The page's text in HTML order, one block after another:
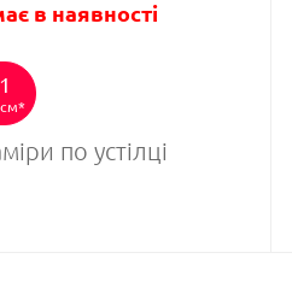
в наявності
по устілці